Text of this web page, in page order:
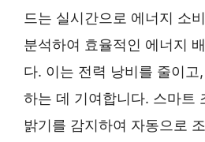
드는 실시간으로 에너지 소
분석하여 효율적인 에너지
다. 이는 전력 낭비를 줄이
하는 데 기여합니다. 스마트
밝기를 감지하여 자동으로